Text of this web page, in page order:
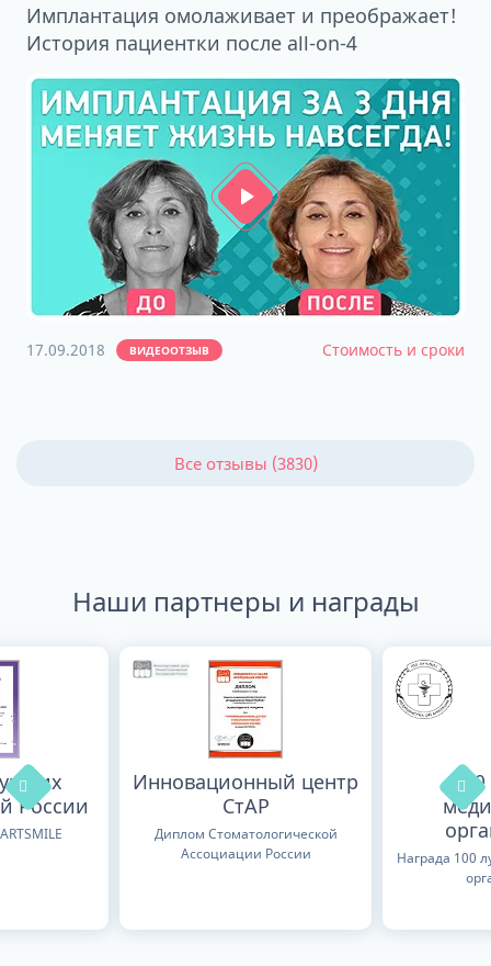
Имплантация омолаживает и преображает!
История пациентки после all-on-4
17.09.2018 ВИДЕООТЗЫВ Стоимость и сроки
Все отзывы (3830)
Наши партнеры и награды
России
Инновационный центр
СтАР
Диплом Стоматологической
Ассоциации России
Награда 100